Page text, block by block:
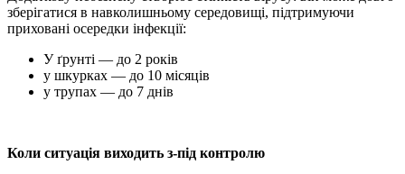
зберігатися в навколишньому середовищі, підтримуючи
приховані осередки інфекції:
У ґрунті — до 2 років
у шкурках — до 10 місяців
у трупах — до 7 днів
Коли ситуація виходить з-під контролю